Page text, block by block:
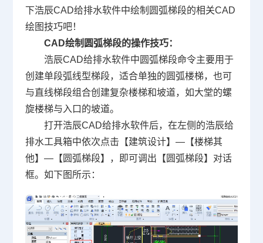
下浩辰CAD给排水软件中绘制圆弧梯段的相关CAD
绘图技巧吧！
CAD绘制圆弧梯段的操作技巧：
浩辰CAD给排水软件中圆弧梯段命令主要用于
创建单段弧线型梯段，适合单独的圆弧楼梯，也可
与直线梯段组合创建复杂楼梯和坡道，如大堂的螺
旋楼梯与入口的坡道。
打开浩辰CAD给排水软件后，在左侧的浩辰给
排水工具箱中依次点击【建筑设计】—【楼梯其
他】—【圆弧梯段】，即可调出【圆弧梯段】对话
框。如下图所示：